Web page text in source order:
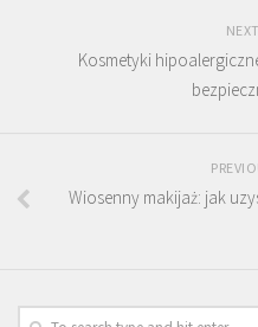
Kosmetyki
Wiosenny makijaż: jak